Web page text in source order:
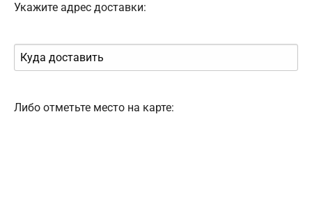
Укажите адрес доставки:
Либо отметьте место на карте: